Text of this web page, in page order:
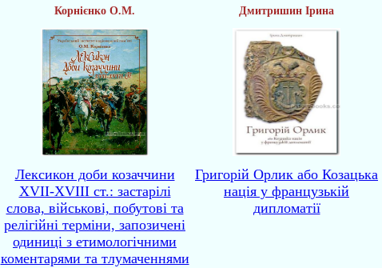
Корнієнко О.М. Дмитришин Ірина
Лексикон доби козаччини
XVII-XVIII ст.: застарілі
слова, військові, побутові та
релігійні терміни, запозичені
одиниці з етимологічними
коментарями та тлумаченнями
Григорій Орлик або Козацька
нація у французькій
дипломатії